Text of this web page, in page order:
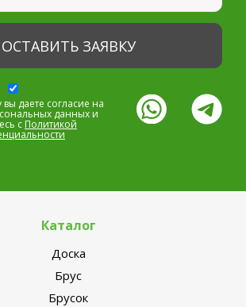
даете согласие на
данных и
с Политикой
Каталог
Доска
Брус
Брусок